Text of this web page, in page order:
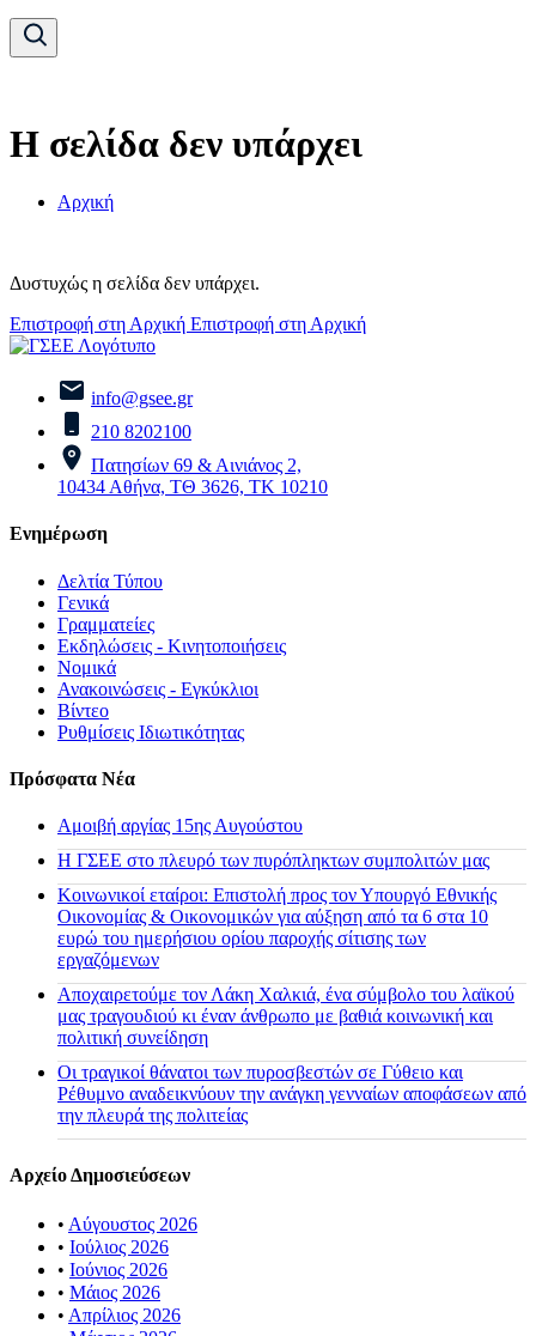
Η σελίδα δεν υπάρχει
Αρχική
Δυστυχώς η σελίδα δεν υπάρχει.
Επιστροφή στη Αρχική Επιστροφή στη Αρχική
info@gsee.gr
210 8202100
Πατησίων 69 & Αινιάνος 2,
10434 Αθήνα, ΤΘ 3626, ΤΚ 10210
Ενημέρωση
Δελτία Τύπου
Γενικά
Γραμματείες
Εκδηλώσεις - Κινητοποιήσεις
Νομικά
Ανακοινώσεις - Εγκύκλιοι
Βίντεο
Ρυθμίσεις Ιδιωτικότητας
Πρόσφατα Νέα
Αμοιβή αργίας 15ης Αυγούστου
H ΓΣΕΕ στο πλευρό των πυρόπληκτων συμπολιτών μας
Κοινωνικοί εταίροι: Επιστολή προς τον Υπουργό Εθνικής
Οικονομίας & Οικονομικών για αύξηση από τα 6 στα 10
ευρώ του ημερήσιου ορίου παροχής σίτισης των
εργαζόμενων
Αποχαιρετούμε τον Λάκη Χαλκιά, ένα σύμβολο του λαϊκού
μας τραγουδιού κι έναν άνθρωπο με βαθιά κοινωνική και
πολιτική συνείδηση
Οι τραγικοί θάνατοι των πυροσβεστών σε Γύθειο και
Ρέθυμνο αναδεικνύουν την ανάγκη γενναίων αποφάσεων από
την πλευρά της πολιτείας
Αρχείο Δημοσιεύσεων
• Αύγουστος 2026
• Ιούλιος 2026
• Ιούνιος 2026
• Μάιος 2026
• Απρίλιος 2026